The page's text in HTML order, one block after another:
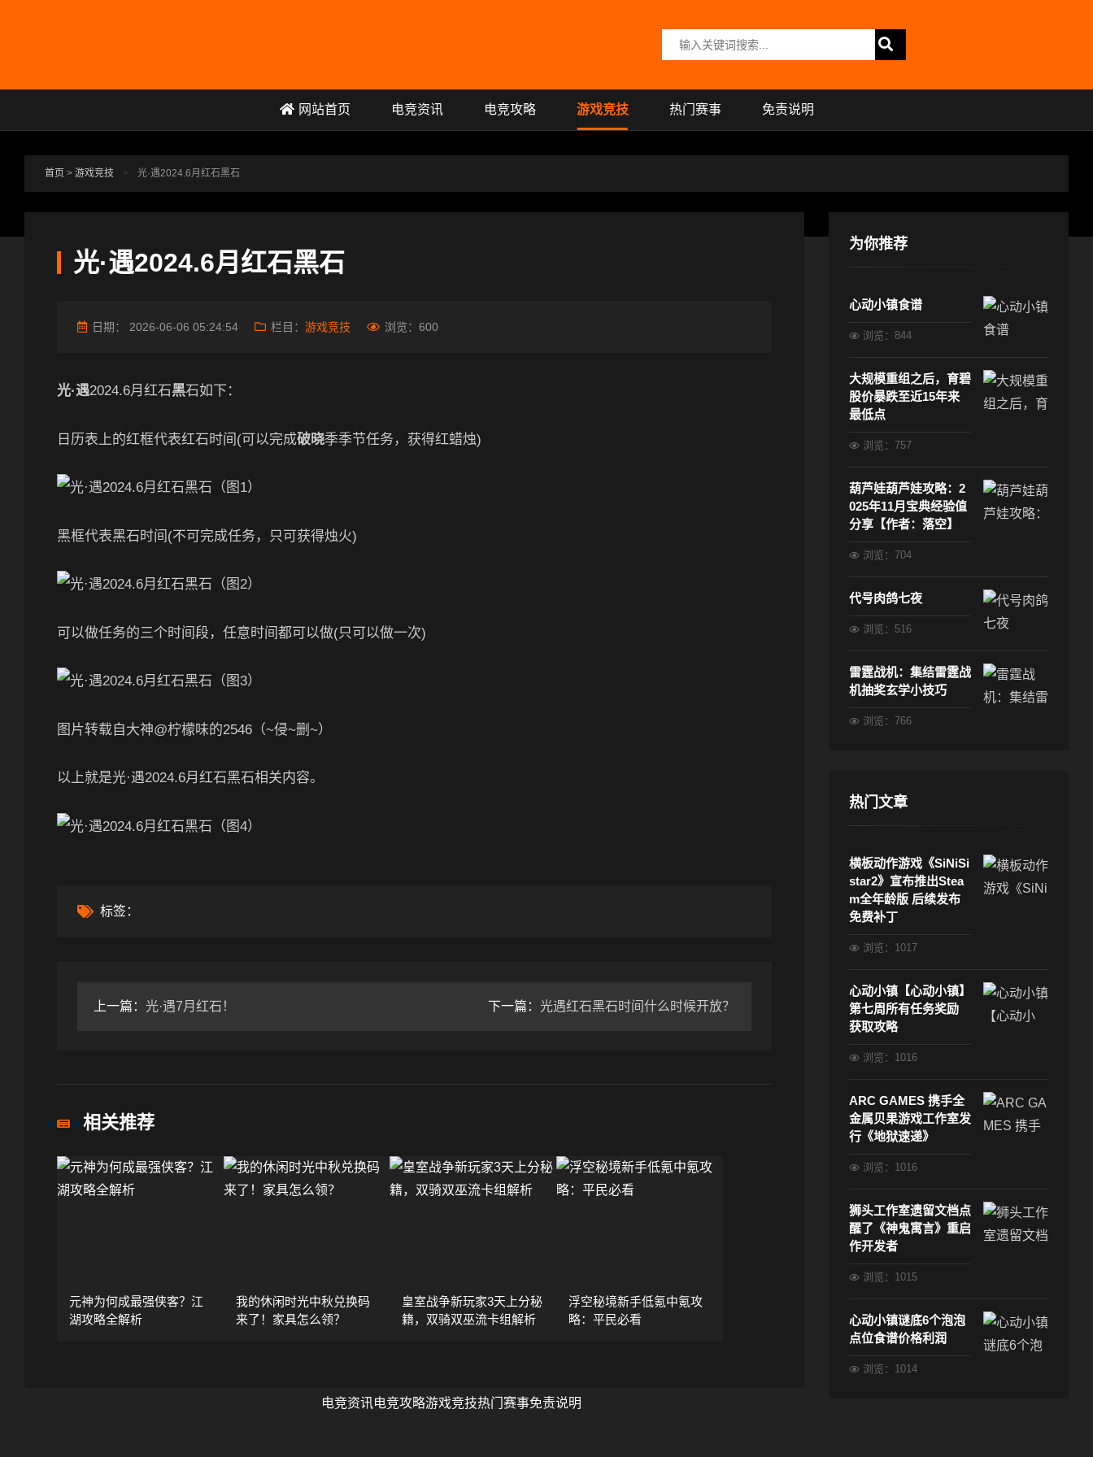
搜索关键词
网站首页 电竞资讯 电竞攻略 游戏竞技 热门赛事 免责说明
首页 > 游戏竞技 > 光·遇2024.6月红石黑石
光·遇2024.6月红石黑石
日期： 2026-06-06 05:24:54 栏目： 游戏竞技 浏览： 600
光·遇2024.6月红石黑石如下：
日历表上的红框代表红石时间(可以完成破晓季季节任务，获得红蜡烛)
黑框代表黑石时间(不可完成任务，只可获得烛火)
可以做任务的三个时间段，任意时间都可以做(只可以做一次)
图片转载自大神@柠檬味的2546（~侵~删~）
以上就是光·遇2024.6月红石黑石相关内容。
标签：
上一篇： 光·遇7月红石！ 下一篇： 光遇红石黑石时间什么时候开放？
相关推荐
元神为何成最强侠客？江
湖攻略全解析
我的休闲时光中秋兑换码
来了！家具怎么领？
皇室战争新玩家3天上分秘
籍，双骑双巫流卡组解析
浮空秘境新手低氪中氪攻
略：平民必看
为你推荐
心动小镇食谱
浏览：844
大规模重组之后，育碧
股价暴跌至近15年来
最低点
浏览：757
葫芦娃葫芦娃攻略：2
025年11月宝典经验值
分享【作者：落空】
浏览：704
代号肉鸽七夜
浏览：516
雷霆战机：集结雷霆战
机抽奖玄学小技巧
浏览：766
热门文章
横板动作游戏《SiNiSi
star2》宣布推出Stea
m全年龄版 后续发布
免费补丁
浏览：1017
心动小镇【心动小镇】
第七周所有任务奖励
获取攻略
浏览：1016
ARC GAMES 携手全
金属贝果游戏工作室发
行《地狱速递》
浏览：1016
狮头工作室遗留文档点
醒了《神鬼寓言》重启
作开发者
浏览：1015
心动小镇谜底6个泡泡
点位食谱价格利润
浏览：1014
电竞资讯电竞攻略游戏竞技热门赛事免责说明